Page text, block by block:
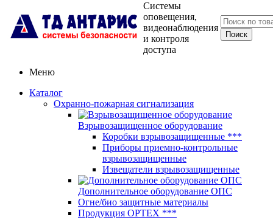
Системы
оповещения,
видеонаблюдения
и контроля
доступа
Меню
Каталог
Охранно-пожарная сигнализация
Взрывозащищенное оборудование
Коробки взрывозащищенные ***
Приборы приемно-контрольные
взрывозащищенные
Извещатели взрывозащищенные
Дополнительное оборудование ОПС
Огне/био защитные материалы
Продукция OPTEХ ***